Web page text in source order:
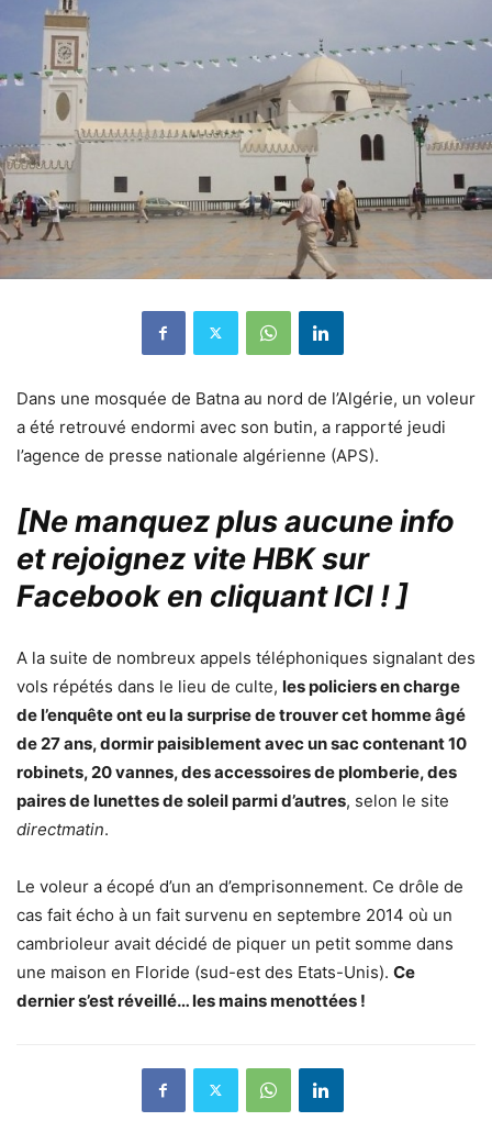
Dans une mosquée de Batna au nord de l’Algérie, un voleur
a été retrouvé endormi avec son butin, a rapporté jeudi
l’agence de presse nationale algérienne (APS).
[Ne manquez plus aucune info
et rejoignez vite HBK sur
Facebook en cliquant ICI !]
A la suite de nombreux appels téléphoniques signalant des
vols répétés dans le lieu de culte, les policiers en charge
de l’enquête ont eu la surprise de trouver cet homme âgé
de 27 ans, dormir paisiblement avec un sac contenant 10
robinets, 20 vannes, des accessoires de plomberie, des
paires de lunettes de soleil parmi d’autres, selon le site
directmatin.
Le voleur a écopé d’un an d’emprisonnement. Ce drôle de
cas fait écho à un fait survenu en septembre 2014 où un
cambrioleur avait décidé de piquer un petit somme dans
une maison en Floride (sud-est des Etats-Unis). Ce
dernier s’est réveillé… les mains menottées !